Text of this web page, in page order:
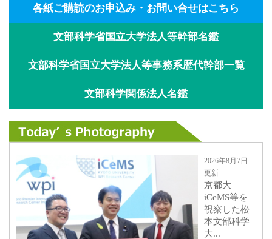
各紙ご購読のお申込み・お問い合せはこちら
文部科学省国立大学法人等幹部名鑑
文部科学省国立大学法人等事務系歴代幹部一覧
文部科学関係法人名鑑
2026年8月7日
更新
京都大
iCeMS等を
視察した松
本文部科学
大...